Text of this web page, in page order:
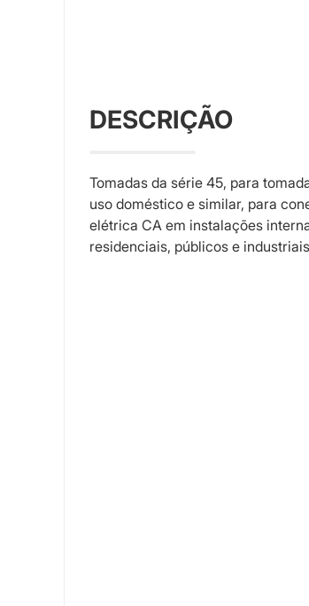
DESCRIÇÃO
Tomadas da série 45, para
uso doméstico e similar, para
elétrica CA em instalações
residenciais, públicos e